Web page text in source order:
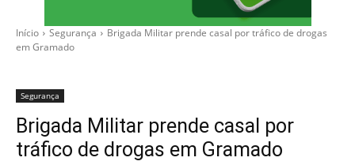
Início Segurança
Brigada Militar prende casal por tráfico de drogas
em Gramado
Segurança
Brigada Militar prende casal por
tráfico de drogas em Gramado